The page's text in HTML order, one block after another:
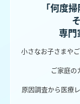
「何度
専門
小さなお子さまや
ご家庭の
原因調査から医療